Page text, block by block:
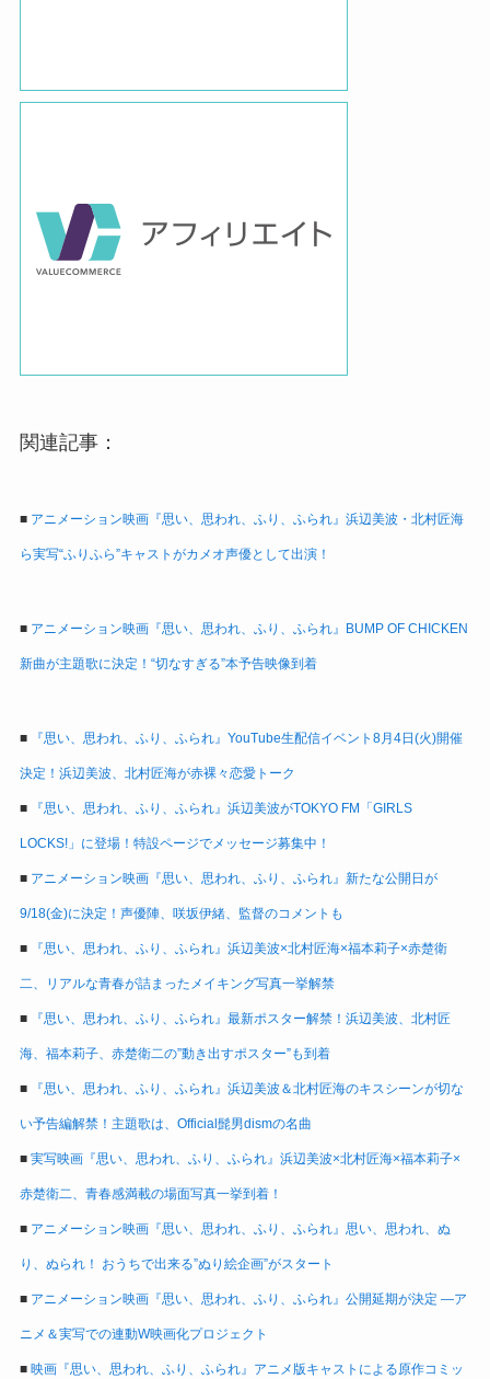
関連記事：
■ アニメーション映画『思い、思われ、ふり、ふられ』浜辺美波・北村匠海
ら実写“ふりふら”キャストがカメオ声優として出演！
■ アニメーション映画『思い、思われ、ふり、ふられ』BUMP OF CHICKEN
新曲が主題歌に決定！“切なすぎる”本予告映像到着
■ 『思い、思われ、ふり、ふられ』YouTube生配信イベント8月4日(火)開催
決定！浜辺美波、北村匠海が赤裸々恋愛トーク
■ 『思い、思われ、ふり、ふられ』浜辺美波がTOKYO FM「GIRLS
LOCKS!」に登場！特設ページでメッセージ募集中！
■ アニメーション映画『思い、思われ、ふり、ふられ』新たな公開日が
9/18(金)に決定！声優陣、咲坂伊緒、監督のコメントも
■ 『思い、思われ、ふり、ふられ』浜辺美波×北村匠海×福本莉子×赤楚衛
二、リアルな青春が詰まったメイキング写真一挙解禁
■ 『思い、思われ、ふり、ふられ』最新ポスター解禁！浜辺美波、北村匠
海、福本莉子、赤楚衛二の”動き出すポスター”も到着
■ 『思い、思われ、ふり、ふられ』浜辺美波＆北村匠海のキスシーンが切な
い予告編解禁！主題歌は、Official髭男dismの名曲
■ 実写映画『思い、思われ、ふり、ふられ』浜辺美波×北村匠海×福本莉子×
赤楚衛二、青春感満載の場面写真一挙到着！
■ アニメーション映画『思い、思われ、ふり、ふられ』思い、思われ、ぬ
り、ぬられ！ おうちで出来る”ぬり絵企画”がスタート
■ アニメーション映画『思い、思われ、ふり、ふられ』公開延期が決定 ―ア
ニメ＆実写での連動W映画化プロジェクト
■ 映画『思い、思われ、ふり、ふられ』アニメ版キャストによる原作コミッ